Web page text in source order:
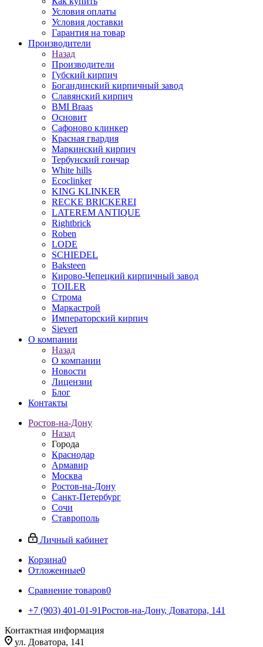
Условия оплаты
Условия доставки
Гарантия на товар
Производители
Назад
Производители
Губский кирпич
Богандинский кирпичный завод
Славянский кирпич
BMI Braas
Основит
Сафоново клинкер
Красная гвардия
Маркинский кирпич
Тербунский гончар
White hills
Ecoclinker
KING KLINKER
RECKE BRICKEREI
LATEREM ANTIQUE
Rightbrick
Roben
LODE
SCHIEDEL
Baksteen
Кирово-Чепецкий кирпичный завод
TOILER
Строма
Маркастрой
Императорский кирпич
Sievert
О компании
Назад
О компании
Новости
Лицензии
Блог
Контакты
Ростов-на-Дону
Назад
Города
Краснодар
Армавир
Москва
Ростов-на-Дону
Санкт-Петербург
Сочи
Ставрополь
Личный кабинет
Корзина0
Отложенные0
Сравнение товаров0
+7 (903) 401-01-91Ростов-на-Дону, Доватора, 141
Контактная информация
ул. Доватора, 141